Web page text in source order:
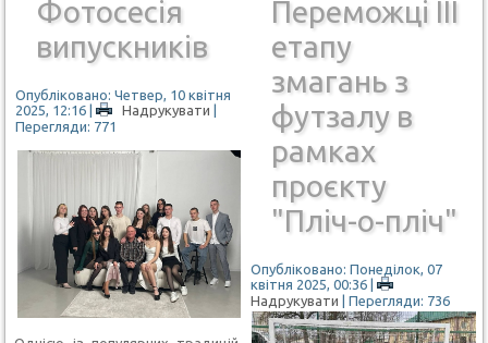
Фотосесія
випускників
Опубліковано: Четвер, 10 квітня
2025, 12:16 | Надрукувати |
Перегляди: 771
Переможці ІІІ
етапу
змагань з
футзалу в
рамках
проєкту
"Пліч-о-пліч"
Опубліковано: Понеділок, 07
квітня 2025, 00:36|
Надрукувати | Перегляди: 736